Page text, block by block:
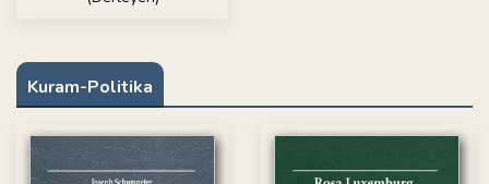
Kuram-Politika